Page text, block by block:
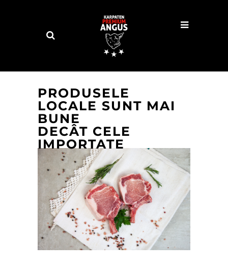
PRODUSELE
LOCALE SUNT MAI
BUNE
DECÂT CELE
IMPORTATE